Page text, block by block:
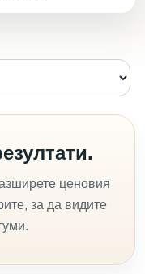
ценовия
за да видите